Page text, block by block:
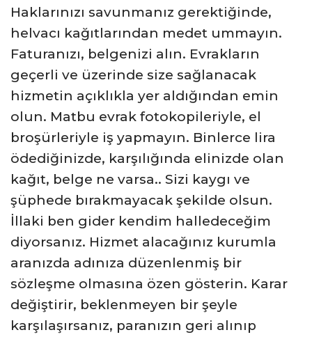
Haklarınızı savunmanız gerektiğinde,
helvacı kağıtlarından medet ummayın.
Faturanızı, belgenizi alın. Evrakların
geçerli ve üzerinde size sağlanacak
hizmetin açıklıkla yer aldığından emin
olun. Matbu evrak fotokopileriyle, el
broşürleriyle iş yapmayın. Binlerce lira
ödediğinizde, karşılığında elinizde olan
kağıt, belge ne varsa.. Sizi kaygı ve
şüphede bırakmayacak şekilde olsun.
İllaki ben gider kendim halledeceğim
diyorsanız. Hizmet alacağınız kurumla
aranızda adınıza düzenlenmiş bir
sözleşme olmasına özen gösterin. Karar
değiştirir, beklenmeyen bir şeyle
karşılaşırsanız, paranızın geri alınıp